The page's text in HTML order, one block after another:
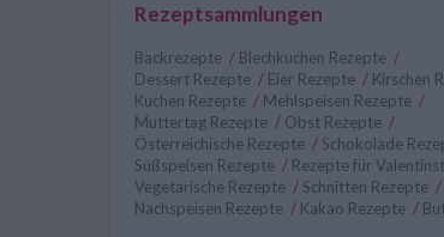
Rezeptsammlungen
Backrezepte / Blechkuchen Rezepte /
Dessert Rezepte / Eier Rezepte / Kirschen
Kuchen Rezepte / Mehlspeisen Rezepte /
Muttertag Rezepte / Obst Rezepte /
Österreichische Rezepte / Schokolade
Süßspeisen Rezepte / Rezepte für
Vegetarische Rezepte / Schnitten Rezepte /
Nachspeisen Rezepte / Kakao Rezepte /